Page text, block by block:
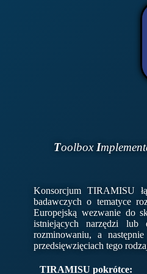
Toolbox I
Konsorcjum TIRAMISU
badawczych o tematyce
Europejską wezwanie do
istniejących narzędzi lub
rozminowaniu, a
przedsięwzięciach tego
TIRAMISU pokrótce: